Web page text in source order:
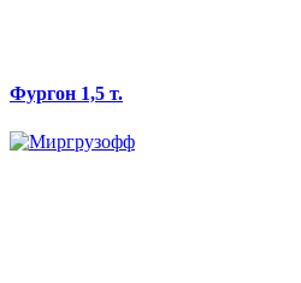
Фургон 1,5 т.